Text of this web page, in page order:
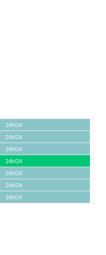
24h/24
24h/24
24h/24
24h/24
24h/24
24h/24
24h/24